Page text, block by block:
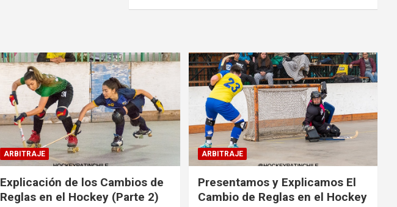
ARBITRAJE
Explicación de los Cambios de
Reglas en el Hockey (Parte 2)
ARBITRAJE
Presentamos y Explicamos El
Cambio de Reglas en el Hockey